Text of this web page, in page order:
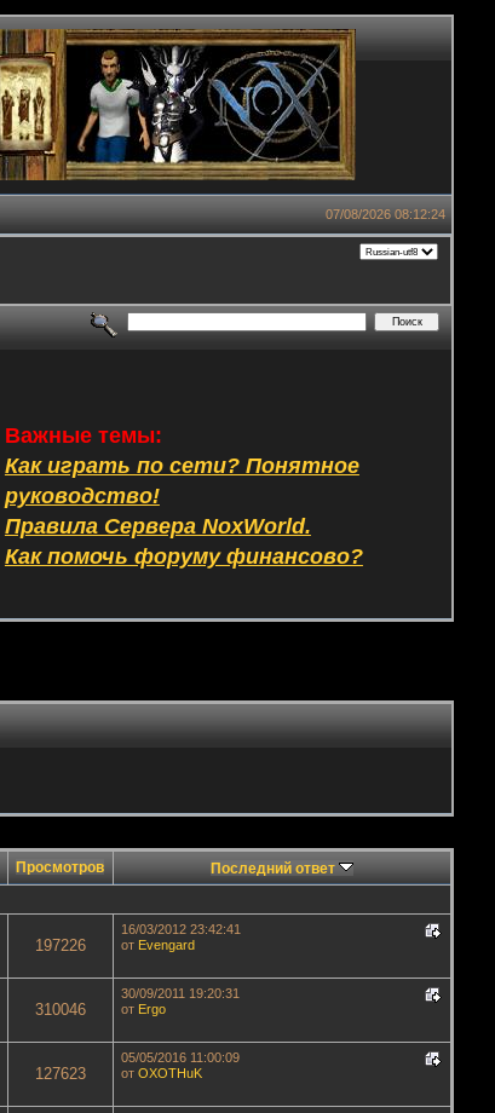
07/08/2026 08:12:24
Важные темы:
Как играть по сети? Понятное
руководство!
Правила Сервера NoxWorld.
Как помочь форуму финансово?
Просмотров Последний ответ
197226
16/03/2012 23:42:41
от Evengard
310046
30/09/2011 19:20:31
от Ergo
127623
05/05/2016 11:00:09
отOXOTHuK